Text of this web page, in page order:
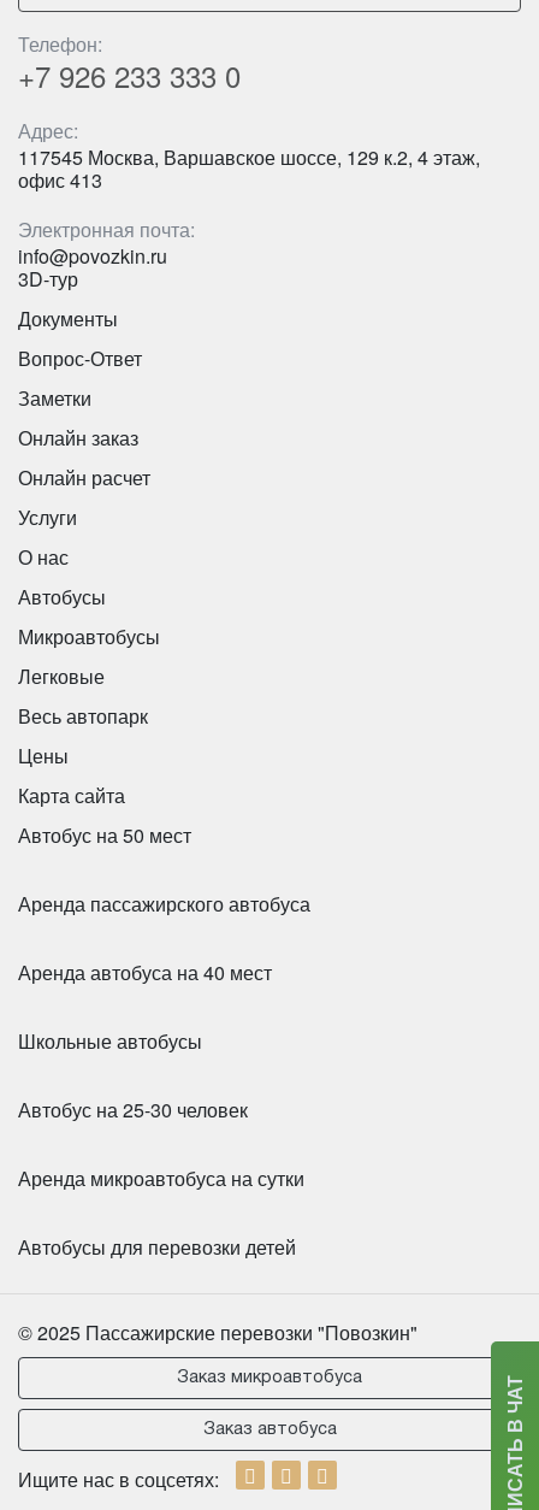
Телефон:
+7 926 233 333 0
Адрес:
117545 Москва, Варшавское шоссе, 129 к.2, 4 этаж,
офис 413
Электронная почта:
info@povozkin.ru
3D-тур
Документы
Вопрос-Ответ
Заметки
Онлайн заказ
Онлайн расчет
Услуги
О нас
Автобусы
Микроавтобусы
Легковые
Весь автопарк
Цены
Карта сайта
Автобус на 50 мест
Аренда пассажирского автобуса
Аренда автобуса на 40 мест
Школьные автобусы
Автобус на 25-30 человек
Аренда микроавтобуса на сутки
Автобусы для перевозки детей
© 2025 Пассажирские перевозки "Повозкин"
Заказ микроавтобуса
Заказ автобуса
Ищите нас в соцсетях: НАПИСАТЬ В ЧАТ